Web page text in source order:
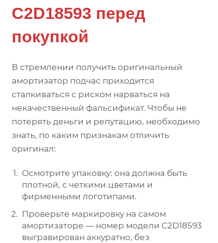
C2D18593 перед
покупкой
В стремлении получить оригинальный
амортизатор подчас приходится
сталкиваться с риском нарваться на
некачественный фальсификат. Чтобы не
потерять деньги и репутацию, необходимо
знать, по каким признакам отличить
оригинал:
Осмотрите упаковку: она должна быть
плотной, с четкими цветами и
фирменными логотипами.
Проверьте маркировку на самом
амортизаторе — номер модели C2D18593
выгравирован аккуратно, без